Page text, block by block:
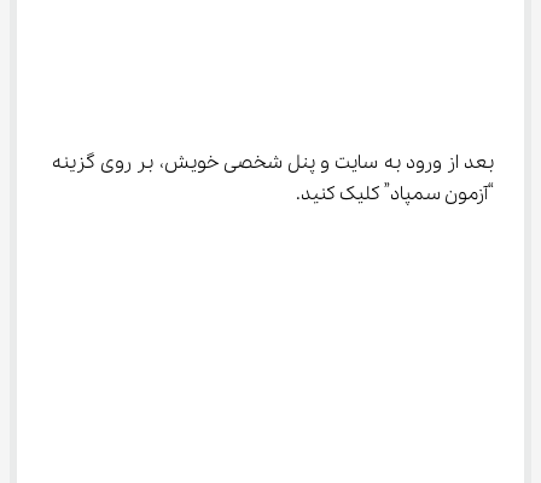
بعد از ورود به سایت و پنل شخصی خویش، بر روی گزینه
“آزمون سمپاد” کلیک کنید.